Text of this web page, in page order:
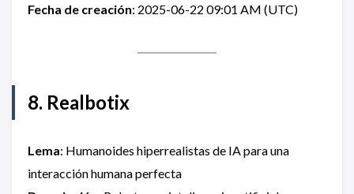
Fecha de creación: 2025-06-22 09:01 AM (UTC)
8. Realbotix
Lema: Humanoides hiperrealistas de IA para una
interacción humana perfecta